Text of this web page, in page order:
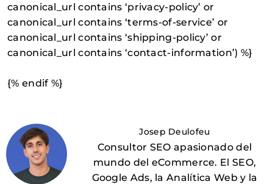
canonical_url contains ‘privacy-policy’ or
canonical_url contains ‘terms-of-service’ or
canonical_url contains ‘shipping-policy’ or
canonical_url contains ‘contact-information’) %}
{% endif %}
Josep Deulofeu
Consultor SEO apasionado del
mundo del eCommerce. El SEO,
Google Ads, la Analítica Web y la